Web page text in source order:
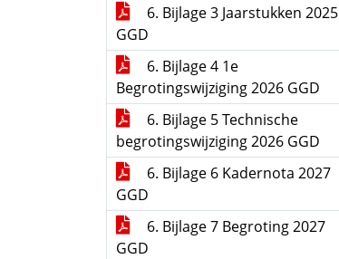
6. Bijlage 3 Jaarstukken 2025
GGD
6. Bijlage 4 1e
Begrotingswijziging 2026 GGD
6. Bijlage 5 Technische
begrotingswijziging 2026 GGD
6. Bijlage 6 Kadernota 2027
GGD
6. Bijlage 7 Begroting 2027
GGD